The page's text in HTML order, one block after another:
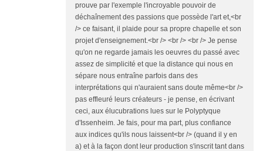
prouve par l'exemple l'incroyable pouvoir de
déchaînement des passions que possède l'art et,<br
/> ce faisant, il plaide pour sa propre chapelle et son
projet d'enseignement.<br /> <br /> <br /> Je pense
qu'on ne regarde jamais les oeuvres du passé avec
assez de simplicité et que la distance qui nous en
sépare nous entraîne parfois dans des
interprétations qui n'auraient sans doute même<br />
pas effleuré leurs créateurs - je pense, en écrivant
ceci, aux élucubrations lues sur le Polyptyque
d'Issenheim. Je fais, pour ma part, plus confiance
aux indices qu'ils nous laissent<br /> (quand il y en
a) et à la façon dont leur production s'inscrit tant dans